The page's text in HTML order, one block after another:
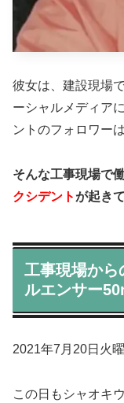
彼女は、建設現場
ーシャルメディア
ントのフォロワー
そんな工事現場で
クシデントが起き
工事現場から
ルエンサー
2021年7月20日火
この日もシャオキ